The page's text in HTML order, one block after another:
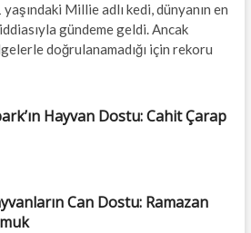
Millie adlı kedi, dünyanın en
gündeme geldi. Ancak
doğrulanamadığı için rekoru
Hayvan Dostu: Cahit Çarap
Can Dostu: Ramazan